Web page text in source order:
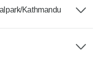
Kathmandu